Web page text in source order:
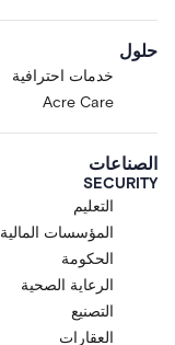
حلول
خدمات احترافية
Acre Care
الصناعات
SECURITY
التعليم
المؤسسات المالية
الحكومة
الرعاية الصحية
التصنيع
العقارات